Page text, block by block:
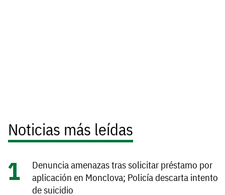
Noticias más leídas
Denuncia amenazas tras solicitar préstamo por
aplicación en Monclova; Policía descarta intento
de suicidio